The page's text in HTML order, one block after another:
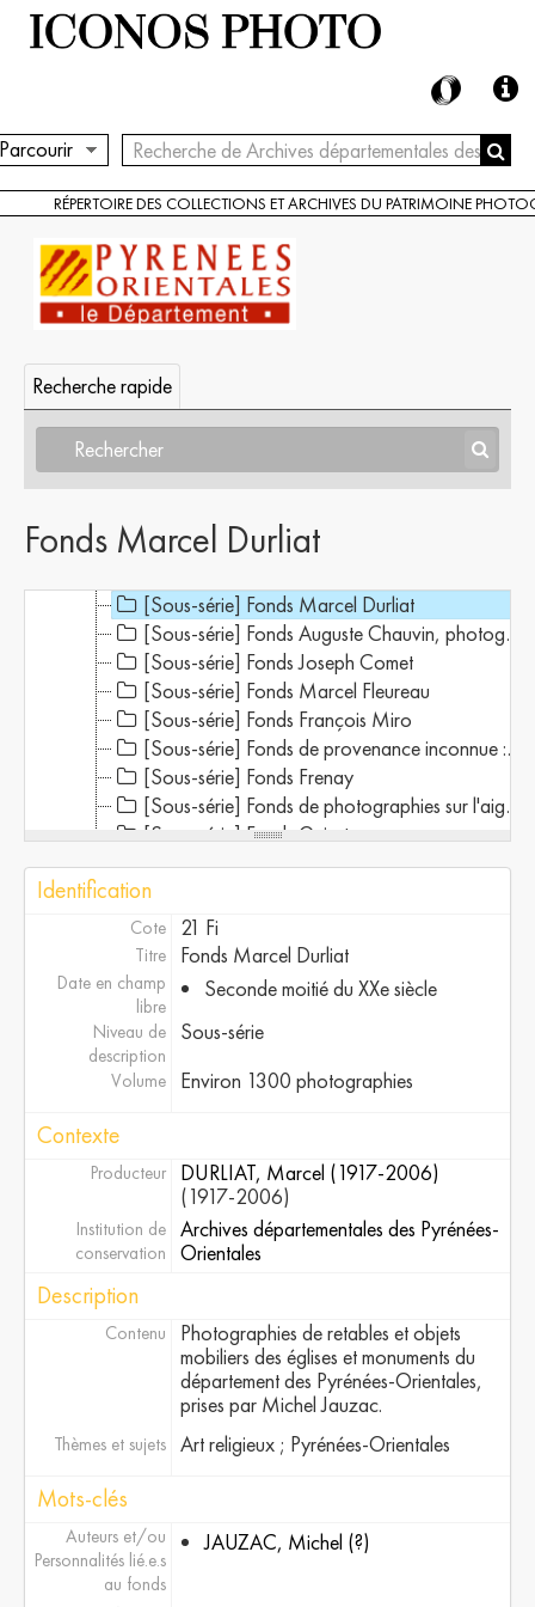
RÉPERTOIRE DES COLLECTIONS ET ARCHIVES DU PATRIMOINE
Recherche rapide
Fonds Marcel Durliat
Archives départementales des Pyrénées-Orientales
[Série] Documents figurés entrés par voie extraordinaire
[Sous-série] Fonds Freixe
[Sous-série] Fonds Marcel Durliat
[Sous-série] Fonds Auguste Chauvin, photographe de Perpignan
[Sous-série] Fonds Joseph Comet
[Sous-série] Fonds Marcel Fleureau
[Sous-série] Fonds François Miro
[Sous-série] Fonds de provenance inconnue : photographies de l'immédiat après guerre
[Sous-série] Fonds Frenay
[Sous-série] Fonds de photographies sur l'aiguat de 1940
[Sous-série] Fonds Guiart
[Sous-série] Fonds François Juhel
[Sous-série] Fonds Anglade
[Sous-série] Fonds Campanus
[Sous-série] Fonds studio Balanger
[Sous-série] Fonds Maurice Charbonnières, dit « MOPY »
[Sous-série] Album photographique annoté sur des événements de la vie locale.
[Sous-série] Fonds Ducommun
[Sous-série] Fonds Besombes
[Sous-série] Fonds Jean-Louis Muller
[Sous-série] Fonds famille Bauby
[Sous-série] Fonds sur la tauromachie
[Sous-série] Fonds Antoine Combes
[Sous-série] Collection La Dépêche du Midi
[Sous-série] Fonds Susplugas
[Sous-série] Fonds Banaigs
[Sous-série] Fonds Michel Baracetti
[Sous-série] Collection de photographies de presse « Miroir Sprint » sur le rugby
Identification
Cote 21 Fi
Titre Fonds Marcel Durliat
Date en champ
libre
Seconde moitié du XXe siècle
Niveau de
description
Sous-série
Volume Environ 1300 photographies
Contexte
Producteur
DURLIAT, Marcel (1917-2006)
(1917-2006)
Institution de
conservation
Archives départementales des Pyrénées-
Orientales
Description
Contenu
Photographies de retables et objets
mobiliers des églises et monuments du
département des Pyrénées-Orientales,
prises par Michel Jauzac.
Thèmes et sujets Art religieux ; Pyrénées-Orientales
Mots-clés
Auteurs et/ou
Personnalités lié.e.s
au fonds
JAUZAC, Michel (?)